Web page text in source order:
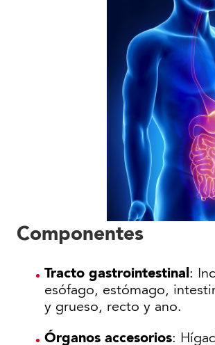
Componentes
Tracto gastrointestinal:
esófago, estómago,
y grueso, recto y ano.
Órganos accesorios: